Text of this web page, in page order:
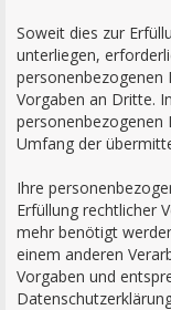
Soweit dies zur
unterliegen,
personenbezogenen
Vorgaben an Dritte.
personenbezogenen
Umfang der
Ihre
Erfüllung rechtlicher
mehr benötigt
einem anderen
Vorgaben und